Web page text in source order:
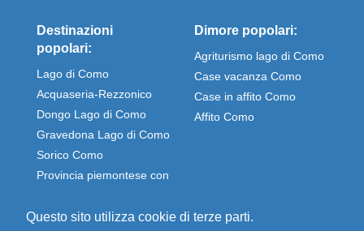
Questo sito utilizza cookie di terze parti.
Destinazioni
popolari:
Lago di Como
Acquaseria-Rezzonico
Dongo Lago di Como
Gravedona Lago di Como
Sorico Como
Provincia piemontese con
Dimore popolari:
Agriturismo lago di Como
Case vacanza Como
Case in affito Como
Affito Como